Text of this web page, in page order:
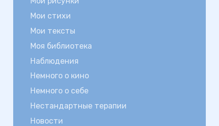
Мои стихи
Мои тексты
Моя библиотека
Наблюдения
Немного о кино
Немного о себе
Нестандартные терапии
Новости